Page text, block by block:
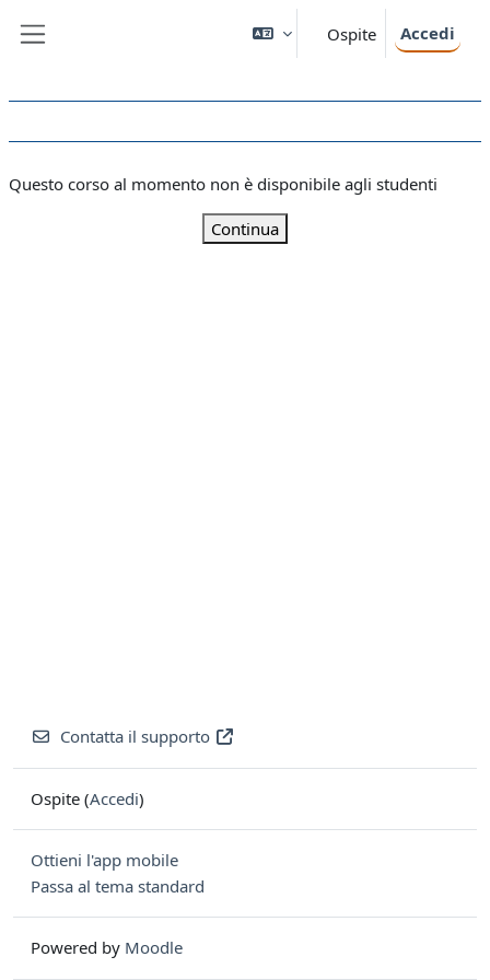
Ospite Accedi
Questo corso al momento non è disponibile agli studenti
Continua
Contatta il supporto
Ospite (Accedi)
Ottieni l'app mobile
Passa al tema standard
Powered by Moodle